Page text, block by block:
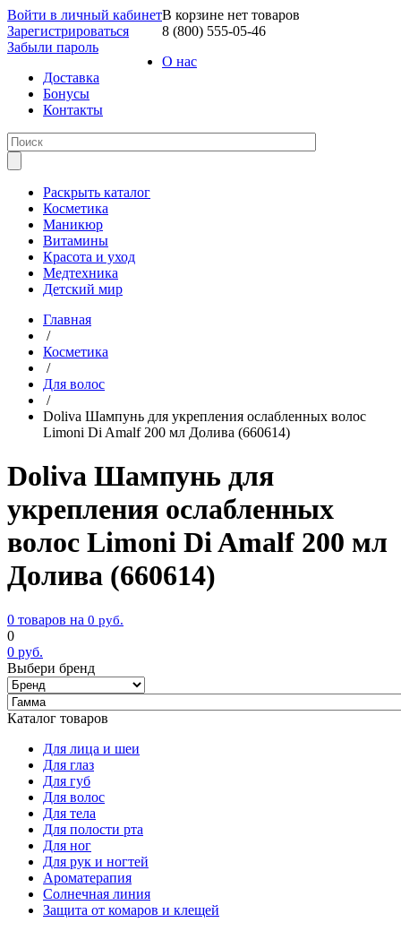
Войти в личный кабинет
Зарегистрироваться
Забыли пароль
В корзине нет товаров
8 (800) 555-05-46
О нас
Доставка
Бонусы
Контакты
Раскрыть каталог
Косметика
Маникюр
Витамины
Красота и уход
Медтехника
Детский мир
Главная
/
Косметика
/
Для волос
/
Doliva Шампунь для укрепления ослабленных волос
Limoni Di Amalf 200 мл Долива (660614)
Doliva Шампунь для
укрепления ослабленных
волос Limoni Di Amalf 200 мл
Долива (660614)
0 товаров на 0 руб.
0
0 руб.
Выбери бренд
Каталог товаров
Для лица и шеи
Для глаз
Для губ
Для волос
Для тела
Для полости рта
Для ног
Для рук и ногтей
Ароматерапия
Солнечная линия
Защита от комаров и клещей